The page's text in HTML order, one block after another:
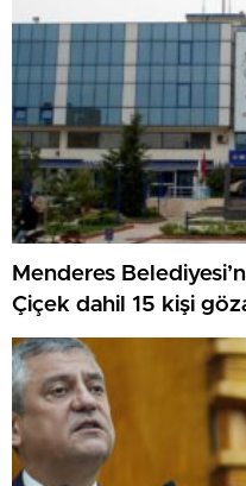
Menderes
Çiçek dahil 15 kişi